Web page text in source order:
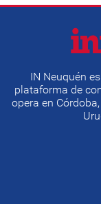
IN Neuquén
plataforma de
opera en